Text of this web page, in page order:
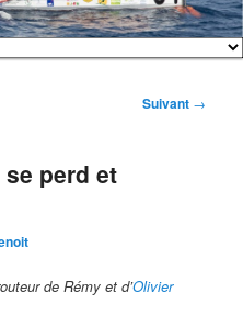
Suivant →
perd et
de Rémy et d’Olivier